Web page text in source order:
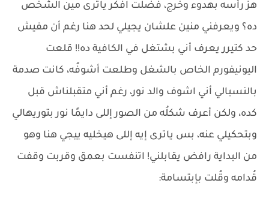
هز رأسه بهدوء وخرج، فضلت افكر ياترى مين الشخص
ده؟ ويعرفني منين علشان يجيلي لحد هنا رغم أن مفيش
حد كتيرر يعرف أني بشتغل في الكافية ده!! قلعت
اليونيفورم الخاص بالشغل وطلعت أشوفُه، كانت صدمة
بالنسبالي أني اشوف والد نور، رغم أني متقبلناش قبل
كده، ولكن أعرف شكلُه من الصور إللى دايمًا نور بتوريهالي
وبتحكيلي عنه، بس ياترى إيه إللى هيخليه ييجي هنا وهو
من البداية رافض يقابلني! اتنفست بعمق وقربت وقفت
قُدامه وقُلت بإبتسامة: